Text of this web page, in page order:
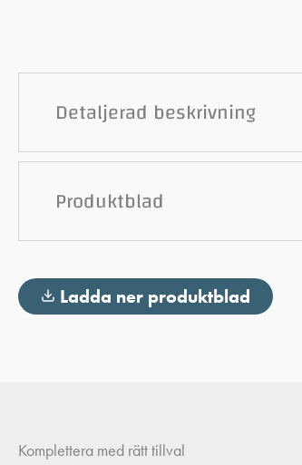
Detaljerad beskrivning
Produktblad
Ladda ner produktblad
Komplettera med rätt tillval